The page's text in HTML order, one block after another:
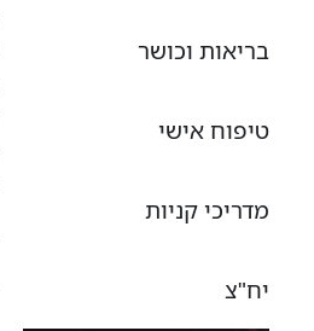
בריאות וכושר
טיפוח אישי
מדריכי קניות
יח"צ